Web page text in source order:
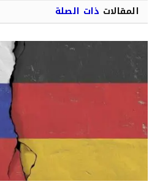
المقالات ذات الصلة